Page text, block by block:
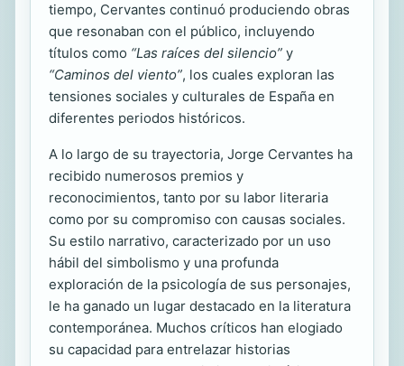
tiempo, Cervantes continuó produciendo obras
que resonaban con el público, incluyendo
títulos como “Las raíces del silencio” y
“Caminos del viento”, los cuales exploran las
tensiones sociales y culturales de España en
diferentes periodos históricos.
A lo largo de su trayectoria, Jorge Cervantes ha
recibido numerosos premios y
reconocimientos, tanto por su labor literaria
como por su compromiso con causas sociales.
Su estilo narrativo, caracterizado por un uso
hábil del simbolismo y una profunda
exploración de la psicología de sus personajes,
le ha ganado un lugar destacado en la literatura
contemporánea. Muchos críticos han elogiado
su capacidad para entrelazar historias